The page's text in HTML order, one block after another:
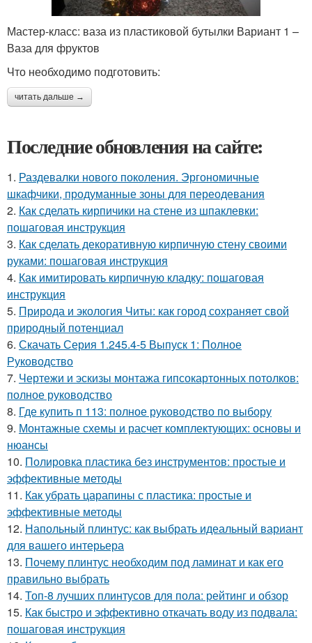
Мастер-класс: ваза из пластиковой бутылки Вариант 1 –
Ваза для фруктов
Что необходимо подготовить:
читать дальше →
Последние обновления на сайте:
1. Раздевалки нового поколения. Эргономичные
шкафчики, продуманные зоны для переодевания
2. Как сделать кирпичики на стене из шпаклевки:
пошаговая инструкция
3. Как сделать декоративную кирпичную стену своими
руками: пошаговая инструкция
4. Как имитировать кирпичную кладку: пошаговая
инструкция
5. Природа и экология Читы: как город сохраняет свой
природный потенциал
6. Скачать Серия 1.245.4-5 Выпуск 1: Полное
Руководство
7. Чертежи и эскизы монтажа гипсокартонных потолков:
полное руководство
8. Где купить п 113: полное руководство по выбору
9. Монтажные схемы и расчет комплектующих: основы и
нюансы
10. Полировка пластика без инструментов: простые и
эффективные методы
11. Как убрать царапины с пластика: простые и
эффективные методы
12. Напольный плинтус: как выбрать идеальный вариант
для вашего интерьера
13. Почему плинтус необходим под ламинат и как его
правильно выбрать
14. Топ-8 лучших плинтусов для пола: рейтинг и обзор
15. Как быстро и эффективно откачать воду из подвала:
пошаговая инструкция